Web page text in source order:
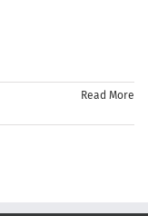
Read More